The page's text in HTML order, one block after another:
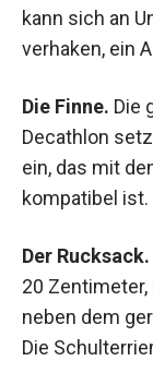
kann sich an
verhaken, ein
Die Finne. Die
Decathlon
ein, das mit
kompatibel ist.
Der Rucksack.
20
neben dem
Die